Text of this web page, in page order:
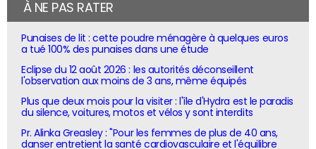
À NE PAS RATER
Punaises de lit : cette poudre ménagère à quelques euros
a tué 100% des punaises dans une étude
Eclipse du 12 août 2026 : les autorités déconseillent
l'observation aux moins de 3 ans, même équipés
Plus que deux mois pour la visiter : l'île d'Hydra est le paradis
du silence, voitures, motos et vélos y sont interdits
Pr. Alinka Greasley : "Pour les femmes de plus de 40 ans,
danser entretient la santé cardiovasculaire et l'équilibre